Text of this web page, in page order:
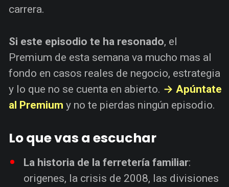
carrera.
Si este episodio te ha resonado, el
Premium de esta semana va mucho mas al
fondo en casos reales de negocio, estrategia
y lo que no se cuenta en abierto. → Apúntate
al Premium y no te pierdas ningún episodio.
Lo que vas a escuchar
La historia de la ferretería familiar:
origenes, la crisis de 2008, las divisiones